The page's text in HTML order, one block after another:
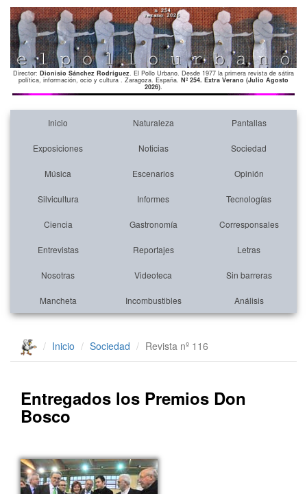
Director: Dionisio Sánchez Rodríguez. El Pollo Urbano. Desde 1977 la primera revista de sátira
política, información, ocio y cultura . Zaragoza. España. Nº 254. Extra Verano (Julio Agosto
2026).
Inicio Naturaleza Pantallas
Exposiciones Noticias Sociedad
Música Escenarios Opinión
Silvicultura Informes Tecnologías
Ciencia Gastronomía Corresponsales
Entrevistas Reportajes Letras
Nosotras Videoteca Sin barreras
Mancheta Incombustibles Análisis
Inicio Sociedad Revista nº 116
Entregados los Premios Don
Bosco